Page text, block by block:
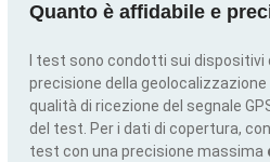
Quanto è affidabile e
I test sono condotti sui dispositivi
precisione della geolocalizzazione
qualità di ricezione del segnale
del test. Per i dati di copertura,
test con una precisione massima